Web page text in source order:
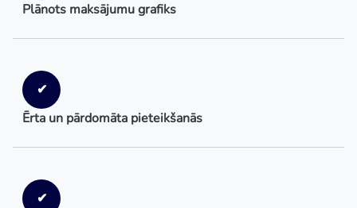
Plānots maksājumu grafiks
✔
Ērta un pārdomāta pieteikšanās
✔